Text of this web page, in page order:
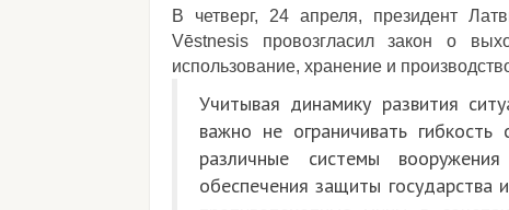
В четверг, 24 апреля, президент
Vēstnesis провозгласил закон о
использование, хранение и
Учитывая динамику развития
важно не ограничивать
различные системы
обеспечения защиты государства